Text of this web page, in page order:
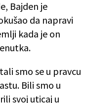
Bajden je
da napravi
kada je on
smo se u pravcu
Bili smo u
svoj uticaj u